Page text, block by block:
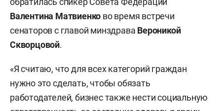
Валентина Матвиенко во время встречи
сенаторов с главой минздрава Вероникой
Скворцовой.
«Я считаю, что для всех категорий граждан
нужно это сделать, чтобы обязать
работодателей, бизнес также нести социальную